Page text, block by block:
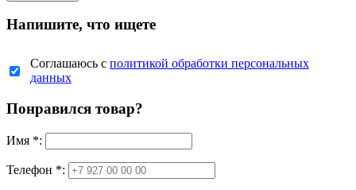
Напишите, что ищете
Соглашаюсь с политикой обработки персональных
данных
Понравился товар?
Имя *:
Телефон *: